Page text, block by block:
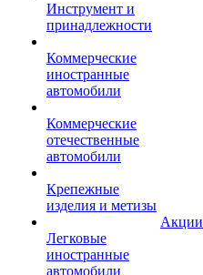
Инструмент и
принадлежности
Коммерческие
иностранные
автомобили
Коммерческие
отечественные
автомобили
Крепежные
изделия и метизы
Легковые
иностранные
автомобили
Акции